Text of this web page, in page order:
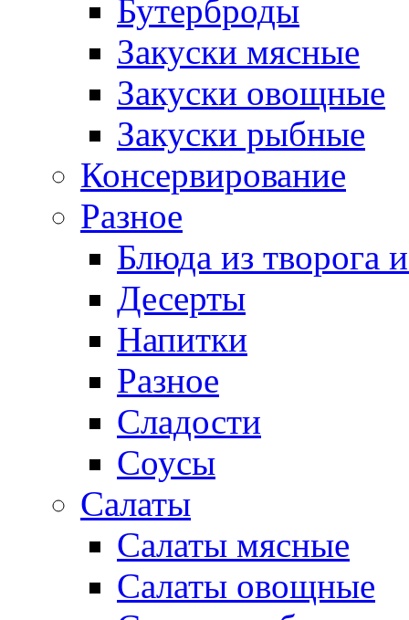
Бутерброды
Закуски мясные
Закуски овощные
Закуски рыбные
Консервирование
Разное
Блюда из творога
Десерты
Напитки
Разное
Сладости
Соусы
Салаты
Салаты мясные
Салаты овощные